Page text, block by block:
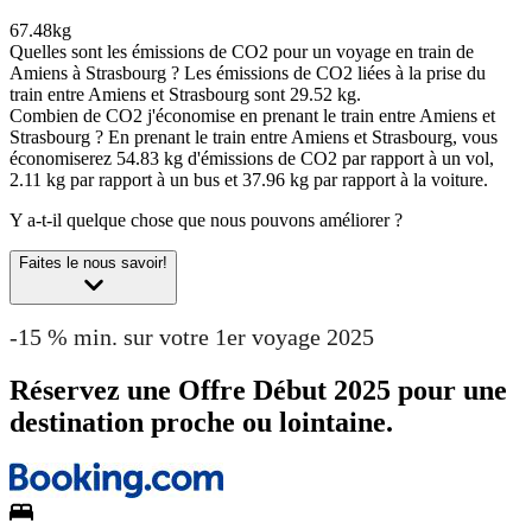
67.48kg
Quelles sont les émissions de CO2 pour un voyage en train de
Amiens à Strasbourg ? Les émissions de CO2 liées à la prise du
train entre Amiens et Strasbourg sont 29.52 kg.
Combien de CO2 j'économise en prenant le train entre Amiens et
Strasbourg ? En prenant le train entre Amiens et Strasbourg, vous
économiserez 54.83 kg d'émissions de CO2 par rapport à un vol,
2.11 kg par rapport à un bus et 37.96 kg par rapport à la voiture.
Y a-t-il quelque chose que nous pouvons améliorer ?
Faites le nous savoir!
-15 % min. sur votre 1er voyage 2025
Réservez une Offre Début 2025 pour une
destination proche ou lointaine.